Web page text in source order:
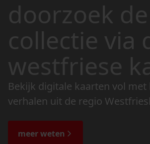
doorzoek de
collectie via
westfriese
Bekijk digitale kaarten vol
verhalen uit de regio
de bijzondere verhalen.
meer weten